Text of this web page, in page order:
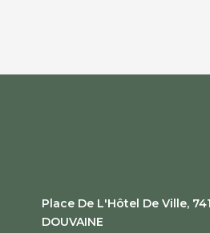
Place De L'Hôtel De Ville,
DOUVAINE
28 Bis AVENUE GENERAL DE
74200 THONON LES BAINS